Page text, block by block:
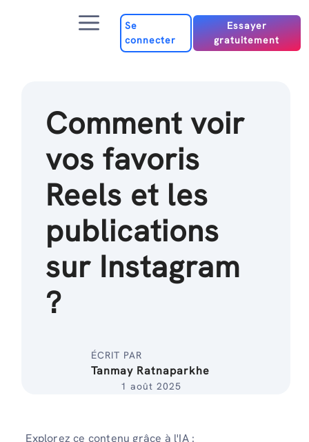
Menu
Se
connecter
Essayer
gratuitement
Comment voir
vos favoris
Reels et les
publications
sur Instagram
?
ÉCRIT PAR
Tanmay Ratnaparkhe
1 août 2025
Explorez ce contenu grâce à l'IA :